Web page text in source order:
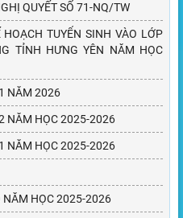
QUYẾT SỐ 71-NQ/TW
TUYỂN SINH VÀO LỚP
TỈNH HƯNG YÊN NĂM HỌC
NĂM 2026
NĂM HỌC 2025-2026
NĂM HỌC 2025-2026
NĂM HỌC 2025-2026